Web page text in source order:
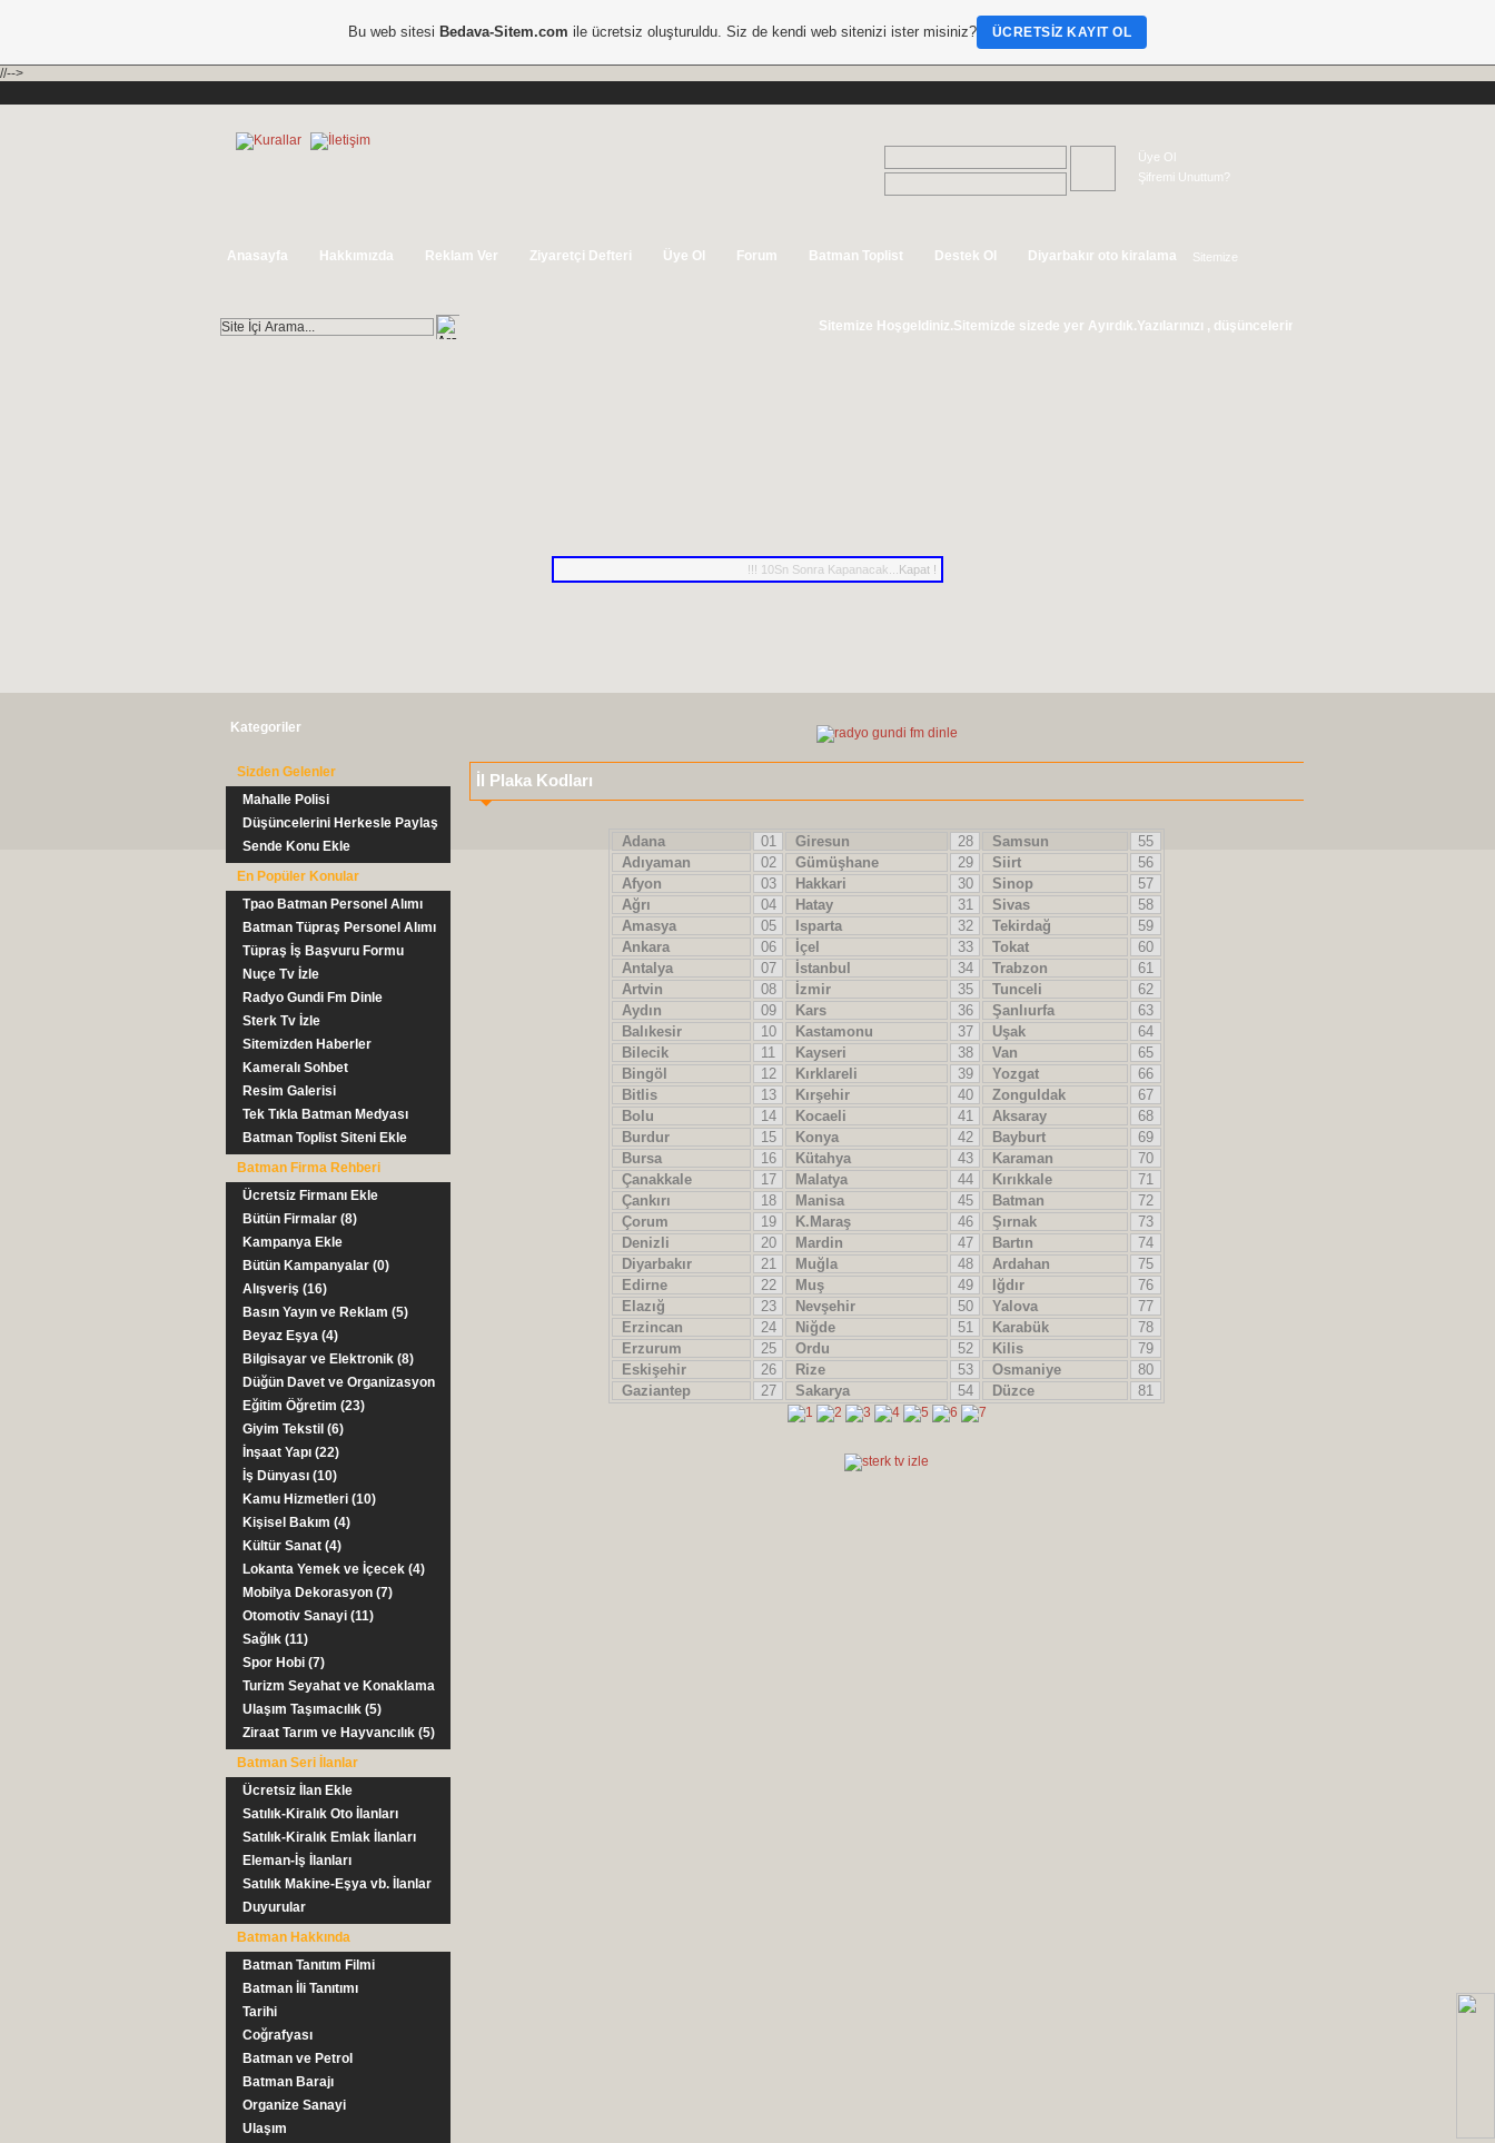
//-->
Üye Ol
Şifremi Unuttum?
Anasayfa Hakkımızda Reklam Ver Ziyaretçi Defteri Üye Ol Forum Batman Toplist Destek Ol Diyarbakır oto kiralama
Sitemize
Sitemize Hoşgeldiniz.Sitemizde sizede yer Ayırdık.Yazılarınızı , düşüncelerinizi,gördüğünüz olayları ve
Kategoriler
Sizden Gelenler
Mahalle Polisi
Düşüncelerini Herkesle Paylaş
Sende Konu Ekle
En Popüler Konular
Tpao Batman Personel Alımı
Batman Tüpraş Personel Alımı
Tüpraş İş Başvuru Formu
Nuçe Tv İzle
Radyo Gundi Fm Dinle
Sterk Tv İzle
Sitemizden Haberler
Kameralı Sohbet
Resim Galerisi
Tek Tıkla Batman Medyası
Batman Toplist Siteni Ekle
Batman Firma Rehberi
Ücretsiz Firmanı Ekle
Bütün Firmalar (8)
Kampanya Ekle
Bütün Kampanyalar (0)
Alışveriş (16)
Basın Yayın ve Reklam (5)
Beyaz Eşya (4)
Bilgisayar ve Elektronik (8)
Düğün Davet ve Organizasyon
(5)Eğitim Öğretim (23)
Giyim Tekstil (6)
İnşaat Yapı (22)
İş Dünyası (10)
Kamu Hizmetleri (10)
Kişisel Bakım (4)
Kültür Sanat (4)
Lokanta Yemek ve İçecek (4)
Mobilya Dekorasyon (7)
Otomotiv Sanayi (11)
Sağlık (11)
Spor Hobi (7)
Turizm Seyahat ve Konaklama
(9)Ulaşım Taşımacılık (5)
Ziraat Tarım ve Hayvancılık (5)
Batman Seri İlanlar
Ücretsiz İlan Ekle
Satılık-Kiralık Oto İlanları
Satılık-Kiralık Emlak İlanları
Eleman-İş İlanları
Satılık Makine-Eşya vb. İlanlar
Duyurular
Batman Hakkında
Batman Tanıtım Filmi
Batman İli Tanıtımı
Tarihi
Coğrafyası
Batman ve Petrol
Batman Barajı
Organize Sanayi
Ulaşım
İl Plaka Kodları
Adana 01 Giresun 28 Samsun
55
Adıyaman
02 Gümüşhane 29 Siirt
56
Afyon
03 Hakkari 30 Sinop
57
Ağrı
04 Hatay 31 Sivas
58
Amasya
05 Isparta 32 Tekirdağ
59
Ankara
06 İçel 33 Tokat
60
Antalya
07 İstanbul 34 Trabzon
61
Artvin
08 İzmir 35 Tunceli
62
Aydın
09 Kars 36 Şanlıurfa
63
Balıkesir
10 Kastamonu 37 Uşak
64
Bilecik
11 Kayseri 38 Van
65
Bingöl
12 Kırklareli 39 Yozgat
66
Bitlis
13 Kırşehir 40 Zonguldak
67
Bolu
14 Kocaeli 41 Aksaray
68
Burdur
15 Konya 42 Bayburt
69
Bursa
16 Kütahya 43 Karaman
70
Çanakkale
17 Malatya 44 Kırıkkale
71
Çankırı
18 Manisa 45 Batman
72
Çorum
19 K.Maraş 46 Şırnak
73
Denizli
20 Mardin 47 Bartın
74
Diyarbakır
21 Muğla 48 Ardahan
75
Edirne
22 Muş 49 Iğdır
76
Elazığ
23 Nevşehir 50 Yalova
77
Erzincan
24 Niğde 51 Karabük
78
Erzurum
25 Ordu 52 Kilis
79
Eskişehir
26 Rize 53 Osmaniye
80
Gaziantep
27 Sakarya 54 Düzce 81
!!! 10Sn Sonra Kapanacak... Kapat !
Bu web sitesi Bedava-Sitem.com ile ücretsiz oluşturuldu. Siz de kendi web sitenizi ister misiniz? ÜCRETSIZ KAYIT OL